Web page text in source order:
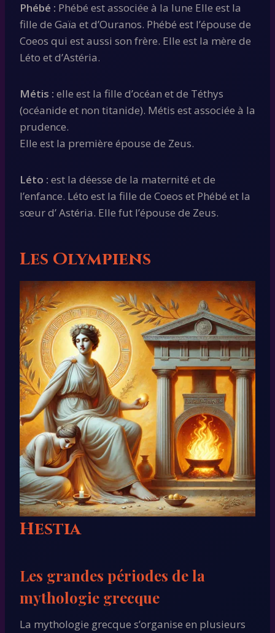
Phébé : Phébé est associée à la lune Elle est la
fille de Gaïa et d’Ouranos. Phébé est l’épouse de
Coeos qui est aussi son frère. Elle est la mère de
Léto et d’Astéria.
Métis : elle est la fille d’océan et de Téthys
(océanide et non titanide). Métis est associée à la
prudence.
Elle est la première épouse de Zeus.
Léto : est la déesse de la maternité et de
l’enfance. Léto est la fille de Coeos et Phébé et la
sœur d’ Astéria. Elle fut l’épouse de Zeus.
Les Olympiens
Hestia
Les grandes périodes de la
mythologie grecque
La mythologie grecque s’organise en plusieurs